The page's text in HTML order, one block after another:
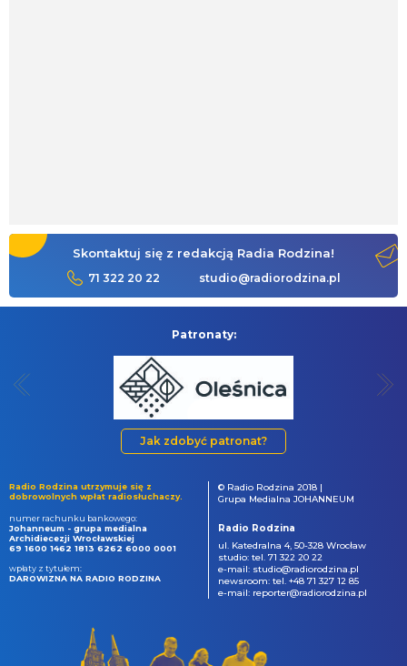
Skontaktuj się z redakcją Radia Rodzina!
71 322 20 22 studio@radiorodzina.pl
Patronaty:
Jak zdobyć patronat?
Radio Rodzina utrzymuje się z
dobrowolnych wpłat radiosłuchaczy.
numer rachunku bankowego:
Johanneum - grupa medialna
Archidiecezji Wrocławskiej
69 1600 1462 1813 6262 6000 0001
wpłaty z tytułem:
DAROWIZNA NA RADIO RODZINA
© Radio Rodzina 2018 |
Grupa Medialna JOHANNEUM
Radio Rodzina
ul. Katedralna 4, 50-328 Wrocław
studio: tel. 71 322 20 22
e-mail: studio@radiorodzina.pl
newsroom: tel. +48 71 327 12 85
e-mail: reporter@radiorodzina.pl